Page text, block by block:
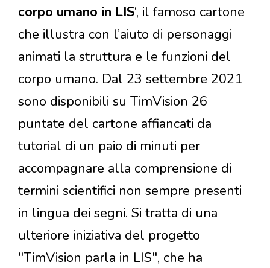
corpo umano in LIS‘, il famoso cartone
che illustra con l’aiuto di personaggi
animati la struttura e le funzioni del
corpo umano. Dal 23 settembre 2021
sono disponibili su TimVision 26
puntate del cartone affiancati da
tutorial di un paio di minuti per
accompagnare alla comprensione di
termini scientifici non sempre presenti
in lingua dei segni. Si tratta di una
ulteriore iniziativa del progetto
"TimVision parla in LIS", che ha